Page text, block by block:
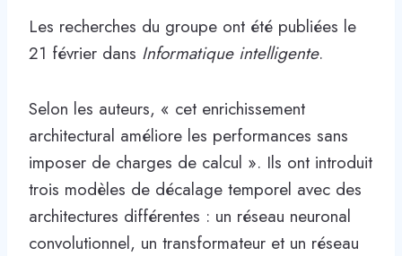
Les recherches du groupe ont été publiées le
21 février dans Informatique intelligente.
Selon les auteurs, « cet enrichissement
architectural améliore les performances sans
imposer de charges de calcul ». Ils ont introduit
trois modèles de décalage temporel avec des
architectures différentes : un réseau neuronal
convolutionnel, un transformateur et un réseau